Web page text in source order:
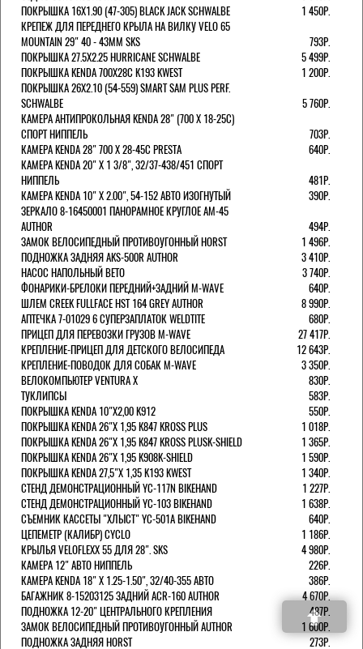
ПОКРЫШКА 16X1.90 (47-305) BLACK JACK SCHWALBE
1 450Р.
КРЕПЕЖ ДЛЯ ПЕРЕДНЕГО КРЫЛА НА ВИЛКУ VELO 65
MOUNTAIN 29" 40 - 43ММ SKS
793Р.
ПОКРЫШКА 27.5X2.25 HURRICANE SCHWALBE
5 499Р.
ПОКРЫШКА KENDA 700Х28С K193 KWEST
1 200Р.
ПОКРЫШКА 26X2.10 (54-559) SMART SAM PLUS PERF.
SCHWALBE
5 760Р.
КАМЕРА АНТИПРОКОЛЬНАЯ KENDA 28" (700 Х 18-25C)
СПОРТ НИППЕЛЬ
703Р.
КАМЕРА KENDA 28" 700 Х 28-45С PRESTA
640Р.
КАМЕРА KENDA 20" Х 1 3/8", 32/37-438/451 СПОРТ
НИППЕЛЬ
481Р.
КАМЕРА KENDA 10" Х 2.00", 54-152 АВТО ИЗОГНУТЫЙ
390Р.
ЗЕРКАЛО 8-16450001 ПАНОРАМНОЕ КРУГЛОЕ AM-45
AUTHOR
494Р.
ЗАМОК ВЕЛОСИПЕДНЫЙ ПРОТИВОУГОННЫЙ HORST
1 496Р.
ПОДНОЖКА ЗАДНЯЯ AKS-500R AUTHOR
3 410Р.
НАСОС НАПОЛЬНЫЙ BETO
3 740Р.
ФОНАРИКИ-БРЕЛОКИ ПЕРЕДНИЙ+ЗАДНИЙ M-WAVE
640Р.
ШЛЕМ CREEK FULLFACE HST 164 GREY AUTHOR
8 990Р.
АПТЕЧКА 7-01029 6 СУПЕРЗАПЛАТОК WELDTITE
680Р.
ПРИЦЕП ДЛЯ ПЕРЕВОЗКИ ГРУЗОВ M-WAVE
27 417Р.
КРЕПЛЕНИЕ-ПРИЦЕП ДЛЯ ДЕТСКОГО ВЕЛОСИПЕДА
12 643Р.
КРЕПЛЕНИЕ-ПОВОДОК ДЛЯ СОБАК M-WAVE
3 350Р.
ВЕЛОКОМПЬЮТЕР VENTURA Х
830Р.
ТУКЛИПСЫ
583Р.
ПОКРЫШКА KENDA 10"Х2,00 K912
550Р.
ПОКРЫШКА KENDA 26"Х 1,95 K847 KROSS PLUS
1 018Р.
ПОКРЫШКА KENDA 26"Х 1,95 K847 KROSS PLUSK-SHIELD
1 365Р.
ПОКРЫШКА KENDA 26"Х 1,95 K908K-SHIELD
1 590Р.
ПОКРЫШКА KENDA 27,5"Х 1,35 K193 KWEST
1 340Р.
СТЕНД ДЕМОНСТРАЦИОННЫЙ YC-117N BIKEHAND
1 227Р.
СТЕНД ДЕМОНСТРАЦИОННЫЙ YC-103 BIKEHAND
1 638Р.
СЪЕМНИК КАССЕТЫ "ХЛЫСТ" YC-501A BIKEHAND
640Р.
ЦЕПЕМЕТР (КАЛИБР) CYCLO
1 186Р.
КРЫЛЬЯ VELOFLEXX 55 ДЛЯ 28". SKS
4 980Р.
КАМЕРА 12" АВТО НИППЕЛЬ
226Р.
КАМЕРА KENDA 18" Х 1.25-1.50", 32/40-355 АВТО
386Р.
БАГАЖНИК 8-15203125 ЗАДНИЙ ACR-160 AUTHOR
4 670Р.
ПОДНОЖКА 12-20" ЦЕНТРАЛЬНОГО КРЕПЛЕНИЯ
487Р.
ЗАМОК ВЕЛОСИПЕДНЫЙ ПРОТИВОУГОННЫЙ AUTHOR
1 600Р.
ПОДНОЖКА ЗАДНЯЯ HORST
273Р.